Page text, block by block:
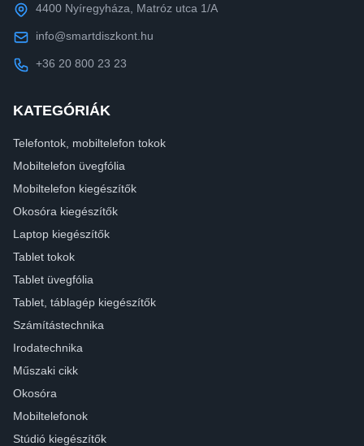
4400 Nyíregyháza, Matróz utca 1/A
info@smartdiszkont.hu
+36 20 800 23 23
KATEGÓRIÁK
Telefontok, mobiltelefon tokok
Mobiltelefon üvegfólia
Mobiltelefon kiegészítők
Okosóra kiegészítők
Laptop kiegészítők
Tablet tokok
Tablet üvegfólia
Tablet, táblagép kiegészítők
Számítástechnika
Irodatechnika
Műszaki cikk
Okosóra
Mobiltelefonok
Stúdió kiegészítők